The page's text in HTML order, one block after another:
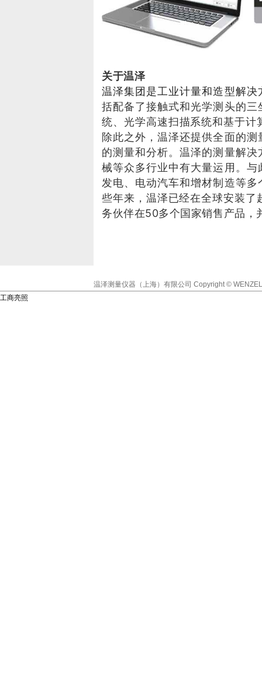
关于温泽
温泽集团是工业计量和造型解
括配备了接触式和光学测头的
统、光学高速扫描系统和基于
除此之外，温泽还提供全面的
的测量和分析。温泽的测量解
械等众多行业中有大量运用。
发电、电动汽车和增材制造等
些年来，温泽已经在全球安装
务伙伴在50多个国家销售产品，
温泽测量仪器（上海）有限公司 Copyright ©
工商亮照